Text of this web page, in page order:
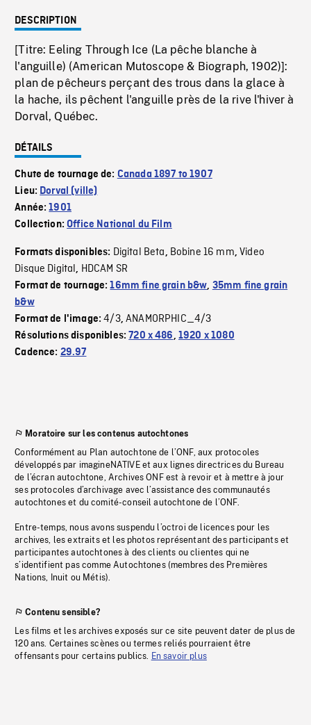
DESCRIPTION
[Titre: Eeling Through Ice (La pêche blanche à
l'anguille) (American Mutoscope & Biograph, 1902)]:
plan de pêcheurs perçant des trous dans la glace à
la hache, ils pêchent l'anguille près de la rive l'hiver à
Dorval, Québec.
DÉTAILS
Chute de tournage de: Canada 1897 to 1907
Lieu: Dorval (ville)
Année:1901
Collection:Office National du Film
Formats disponibles: Digital Beta, Bobine 16 mm,Video
Disque Digital, HDCAM SR
Format de tournage:16mm fine grain b&w, 35mm fine grain
b&w
Format de l'image:4/3,ANAMORPHIC_4/3
Résolutions disponibles:720 x 486, 1920 x 1080
Cadence: 29.97
Moratoire sur les contenus autochtones
Conformément au Plan autochtone de l’ONF, aux protocoles
développés par imagineNATIVE et aux lignes directrices du Bureau
de l’écran autochtone, Archives ONF est à revoir et à mettre à jour
ses protocoles d’archivage avec l’assistance des communautés
autochtones et du comité-conseil autochtone de l’ONF.
Entre-temps, nous avons suspendu l’octroi de licences pour les
archives, les extraits et les photos représentant des participants et
participantes autochtones à des clients ou clientes qui ne
s’identifient pas comme Autochtones (membres des Premières
Nations, Inuit ou Métis).
Contenu sensible?
Les films et les archives exposés sur ce site peuvent dater de plus de
120 ans. Certaines scènes ou termes reliés pourraient être
offensants pour certains publics. En savoir plus